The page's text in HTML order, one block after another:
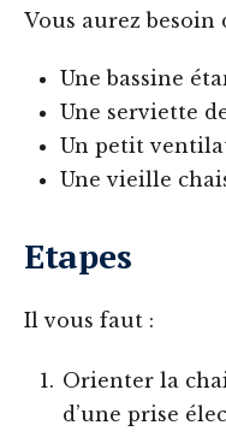
Vous aurez besoin
Une bassine
Une serviette
Un petit
Une vieille
Etapes
Il vous faut :
Orienter la
d’une prise